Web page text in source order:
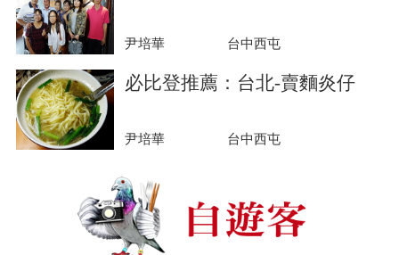
尹培華 台中西屯
必比登推薦：台北-賣麵炎仔
尹培華 台中西屯